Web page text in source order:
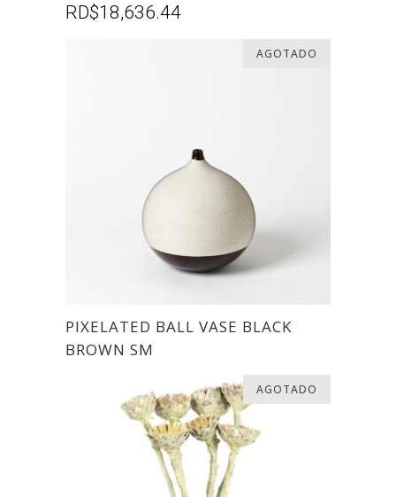
RD$18,636.44
AGOTADO
PIXELATED BALL VASE BLACK
BROWN SM
AGOTADO